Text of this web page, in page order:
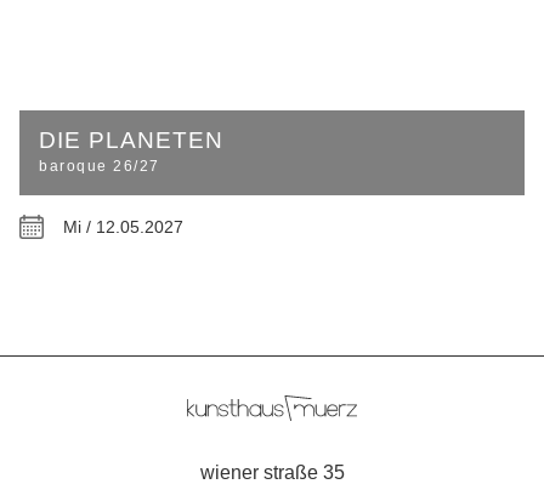
DIE PLANETEN
baroque 26/27
Mi / 12.05.2027
wiener straße 35